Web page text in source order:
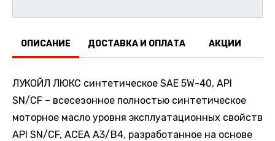
ОПИСАНИЕ ДОСТАВКА И ОПЛАТА АКЦИИ
ЛУКОЙЛ ЛЮКС синтетическое SAE 5W-40, API
SN/CF – всесезонное полностью синтетическое
моторное масло уровня эксплуатационных свойств
API SN/CF, ACEA A3/B4, разработанное на основе